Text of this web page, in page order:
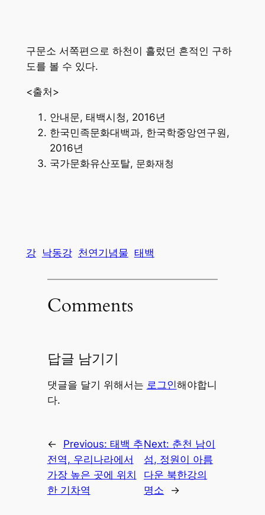
구문소 서쪽편으로 하천이 흘렀던 흔적인 구하
도를 볼 수 있다.
<출처>
안내문, 태백시청, 2016년
한국민족문화대백과, 한국학중앙연구원,
2016년
국가문화유산포탈, 문화재청
강 낙동강 천연기념물 태백
Comments
답글 남기기
댓글을 달기 위해서는 로그인해야합니
다.
← Previous: 태백 추
전역, 우리나라에서
가장 높은 곳에 위치
한 기차역
Next: 춘천 남이
섬, 정원이 아름
다운 북한강의
명소
→